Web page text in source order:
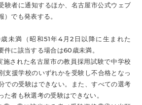
験者に通知するほか、名古屋市公式ウェブ
でも発表する。
未満（昭和51年4月2日以降に生まれた
に該当する場合は60歳未満。
された名古屋市の教員採用試験で中学校
支援学校のいずれかを受験し不合格となっ
での受験はできない。また、すべての選考
者も秋選考の受験はできない。